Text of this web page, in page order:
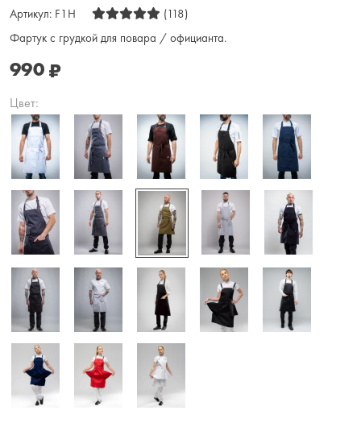
Артикул: F1H
(118)
Фартук с грудкой для повара / официанта.
990₽
Цвет: